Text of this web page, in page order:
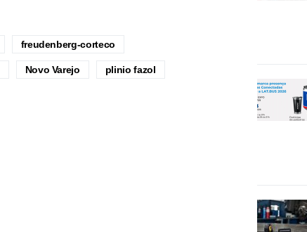
freudenberg-corteco
Novo Varejo plinio fazol